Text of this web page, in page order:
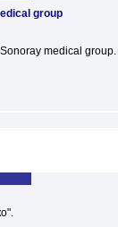
group
medical group.